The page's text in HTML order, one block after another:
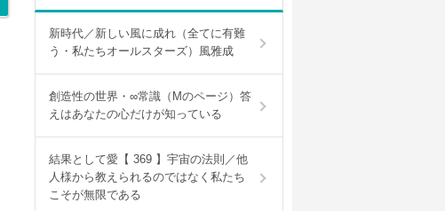
新時代／新しい風に成れ（全てに有難
う・私たちオールスターズ）風雅成
創造性の世界・∞常識（Mのページ）答
えはあなたの心だけが知っている
結果として愛【 369 】宇宙の法則／他
人様から教えられるのではなく私たち
こそが無限である